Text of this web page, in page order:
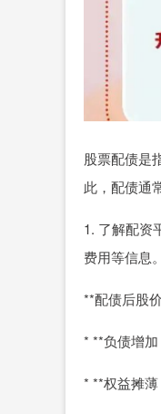
股票配债是
此，配债通
1. 了解配资
费用等信息。
**配债后股
* **负债增
* **权益摊